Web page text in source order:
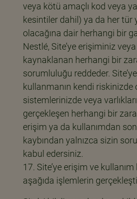
veya kötü amaçlı kod veya
kesintiler dahil) ya da her tür
olacağına dair herhangi bir
Nestlé, Site’ye erişiminiz veya
kaynaklanan herhangi bir
sorumluluğu reddeder.
kullanmanın kendi riskinizde
sistemlerinizde veya
gerçekleşen herhangi bir
erişim ya da kullanımdan
kaybından yalnızca sizin
kabul edersiniz.
Site’ye erişim ve
aşağıda işlemlerin